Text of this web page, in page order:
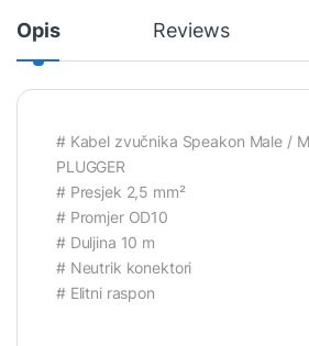
Opis Reviews
# Kabel zvučnika Speakon Male /
PLUGGER
# Presjek 2,5 mm²
# Promjer OD10
# Duljina 10 m
# Neutrik konektori
# Elitni raspon